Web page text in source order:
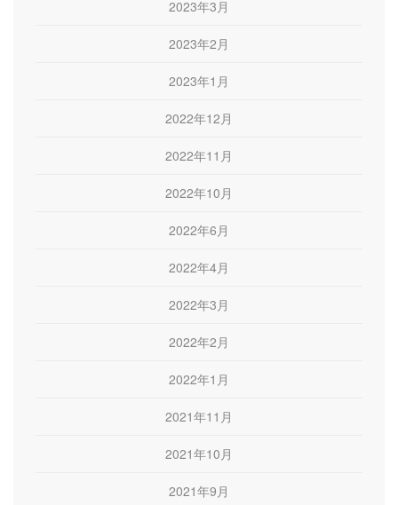
2023年3月
2023年2月
2023年1月
2022年12月
2022年11月
2022年10月
2022年6月
2022年4月
2022年3月
2022年2月
2022年1月
2021年11月
2021年10月
2021年9月